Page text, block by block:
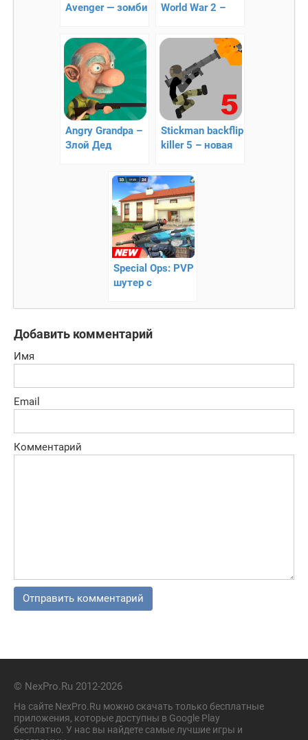
Avenger — зомби
World War 2 –
войны
Angry Grandpa –
Злой Дед
Stickman backflip
killer 5 – новая
Special Ops: PVP
шутер с
Онлайн Война
Добавить комментарий
Имя
Email
Комментарий
© NexPro.Ru 2012-2026
На сайте NexPro.Ru можно скачать только бесплатные
приложения, которые доступны в Google Play
бесплатно. У нас вы найдете самые лучшие игры и